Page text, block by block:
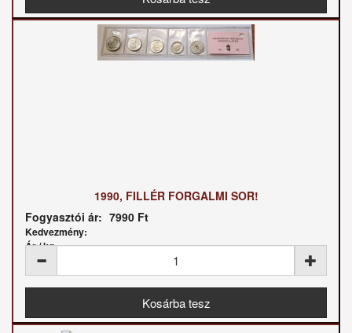
1990, FILLÉR FORGALMI SOR!
Fogyasztói ár: 7990 Ft
Kedvezmény:
Ár / kg: